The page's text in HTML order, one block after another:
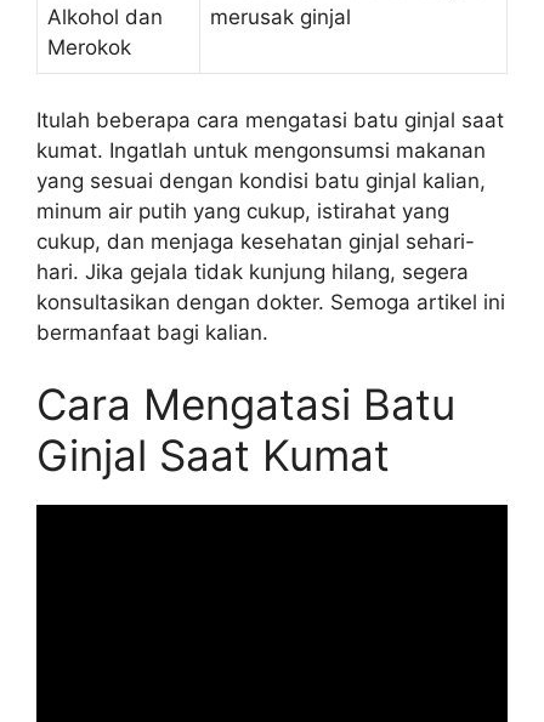
Alkohol dan
Merokok
merusak ginjal
Itulah beberapa cara mengatasi batu ginjal saat
kumat. Ingatlah untuk mengonsumsi makanan
yang sesuai dengan kondisi batu ginjal kalian,
minum air putih yang cukup, istirahat yang
cukup, dan menjaga kesehatan ginjal sehari-
hari. Jika gejala tidak kunjung hilang, segera
konsultasikan dengan dokter. Semoga artikel ini
bermanfaat bagi kalian.
Cara Mengatasi Batu
Ginjal Saat Kumat